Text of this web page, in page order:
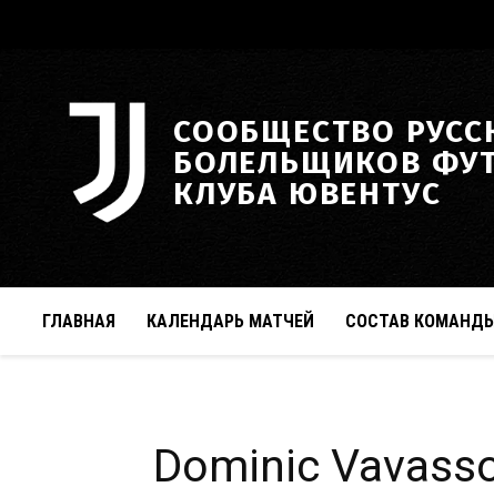
СООБЩЕСТВО
БОЛЕЛЬЩИКОВ
КЛУБА ЮВЕНТУС
ГЛАВНАЯ КАЛЕНДАРЬ МАТЧЕЙ СОСТАВ
Dominic